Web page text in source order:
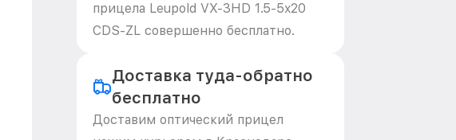
прицела Leupold VX-3HD 1.5-5x20
CDS-ZL совершенно бесплатно.
Доставка туда-обратно
бесплатно
Доставим оптический прицел